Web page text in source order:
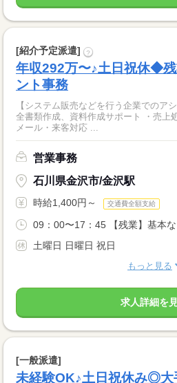
[紹介予定派遣] ?
年収292万〜♪土日祝休◆
ント事務
【システム販売などを行う企業でのア
全書類作成、資料作成サポート ・売上
メール・来客対応 ...
営業事務
石川県金沢市/金沢駅
時給1,400円～ 交通費全額支給
09：00〜17：45 【残業】基本な
土曜日 日曜日 祝日
もっと見る
求人詳細を
[一般派遣]
未経験OK♪土日祝休み◎